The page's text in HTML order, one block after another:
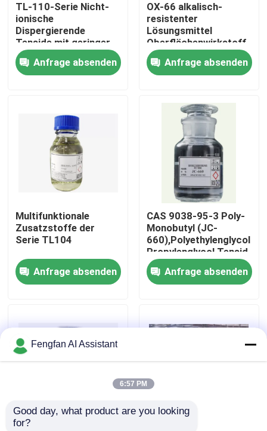
Produkte
Videos
Werksbesichtigung
Qualitätskontrolle
Nachrichten
Chemikalien zur Verzinkung
TL-110-Serie Nicht-
ionische
Dispergierende
Tenside mit geringer
Schaumbildung
Anfrage absenden
OX-66 alkalisch-
resistenter
Lösungsmittel
Oberflächenwirkstoff
mit Wasserlöslichkeit
Hochtemperaturstabilität
Anfrage absenden
Multifunktionale
Zusatzstoffe der
Serie TL104
Anfrage absenden
CAS 9038-95-3 Poly-
Monobutyl (JC-
660),Polyethylenglycol
Propylenglycol Tensid
Anfrage absenden
Niedrige
Fengfan AI Assistant
6:57 PM
Good day, what product are you looking
for?